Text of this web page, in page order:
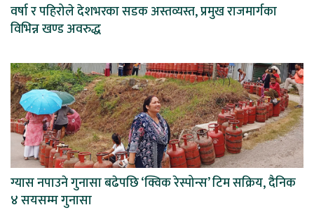
वर्षा र पहिरोले देशभरका सडक अस्तव्यस्त, प्रमुख राजमार्गका
विभिन्न खण्ड अवरुद्ध
ग्यास नपाउने गुनासा बढेपछि ‘क्विक रेस्पोन्स’ टिम सक्रिय, दैनिक
४ सयसम्म गुनासा